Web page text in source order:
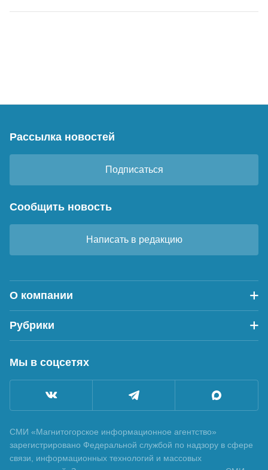
Рассылка новостей
Подписаться
Сообщить новость
Написать в редакцию
О компании
Рубрики
Мы в соцсетях
СМИ «Магнитогорское информационное агентство»
зарегистрировано Федеральной службой по надзору в сфере
связи, информационных технологий и массовых